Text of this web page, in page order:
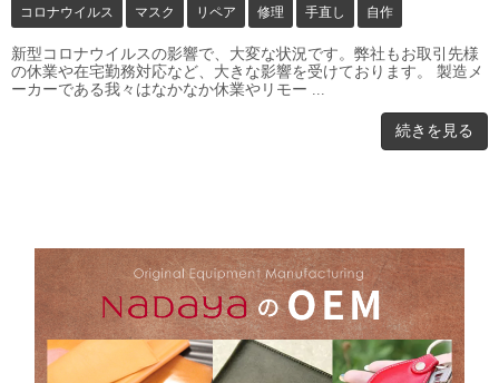
コロナウイルス マスク リペア 修理 手直し 自作
新型コロナウイルスの影響で、大変な状況です。弊社もお取引先様
の休業や在宅勤務対応など、大きな影響を受けております。 製造メ
ーカーである我々はなかなか休業やリモー ...
続きを見る